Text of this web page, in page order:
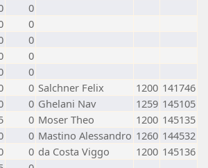
0
0
0
0
0
0 Salchner Felix 1200 141746
0 Ghelani Nav 1259 145105
0 Moser Theo 1200 145135
0 Mastino Alessandro 1260 144532
0 da Costa Viggo 1200 145136